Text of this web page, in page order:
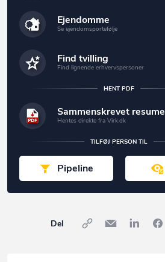
Ejendomme
Se ejendomsportefølje
Find tvilling
Find lignende erhvervspersoner
HENT PDF
Sammenskrevet resume
Hentes direkte fra Virk.dk
TILFØJ PERSON TIL
Pipeline
Del